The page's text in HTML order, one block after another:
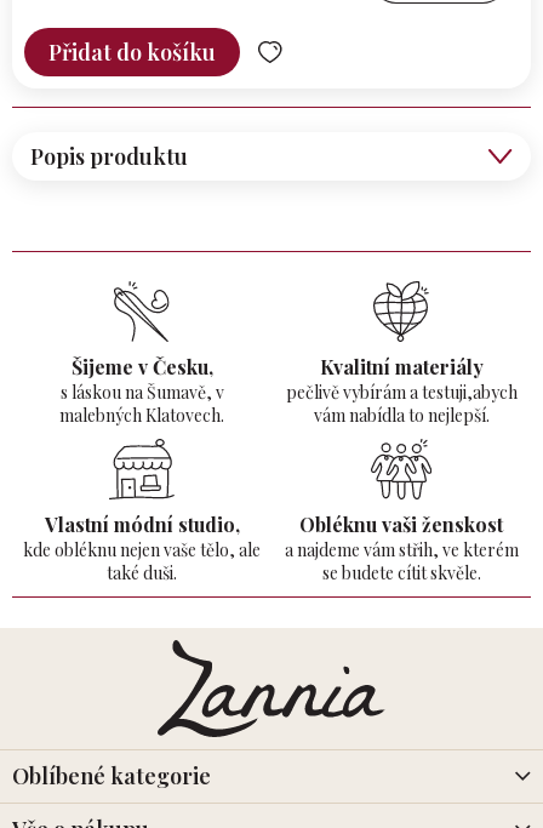
cena:
Přidat do košíku
Popis produktu
Šijeme v Česku,
s láskou na Šumavě, v
malebných Klatovech.
Kvalitní materiály
pečlivě vybírám a testuji,abych
vám nabídla to nejlepší.
Vlastní módní studio,
kde obléknu nejen vaše tělo, ale
také duši.
Obléknu vaši ženskost
a najdeme vám střih, ve kterém
se budete cítit skvěle.
t
Oblíbené kategorie